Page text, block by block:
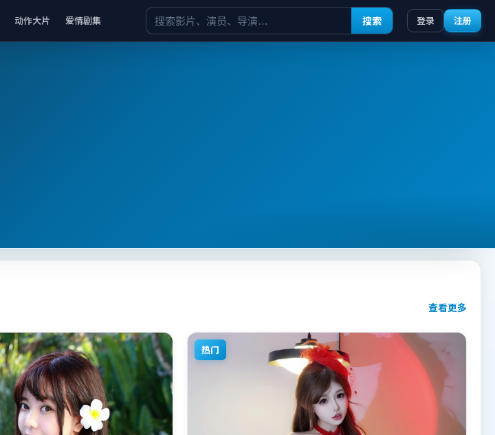
动作大片 爱情剧集 搜索 登录 注册
查看更多
热门